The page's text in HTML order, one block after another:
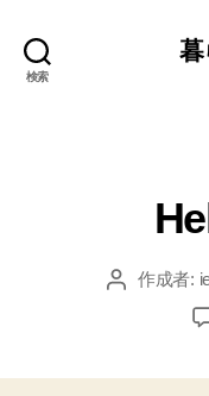
検索
暮
投 作成者: